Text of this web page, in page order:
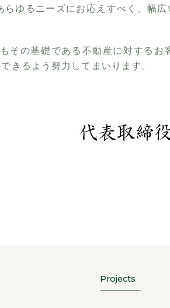
ゆるニーズにお応えすべく、幅
の基礎である不動産に対するお
きるよう努力してまいります。
Projects